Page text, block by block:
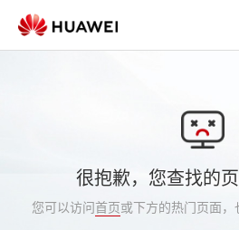
很抱歉，您查找的
您可以访问首页或下方的热门页面